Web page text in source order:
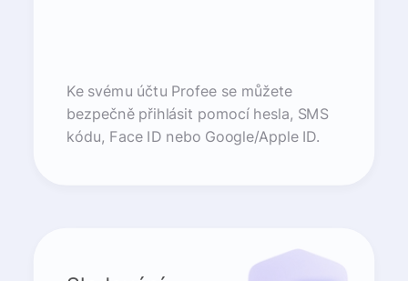
Ke svému účtu Profee se můžete
bezpečně přihlásit pomocí hesla, SMS
kódu, Face ID nebo Google/Apple ID.